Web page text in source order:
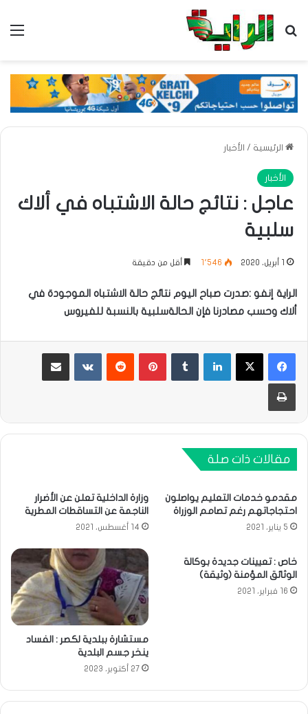
بحث عن
الرئيسية / الأخبار
الأخبار
عاجل : نتائج حالة الاشتباه في ألاك
سلبية
1 أبريل، 2020 1٬546 أقل من دقيقة
الراية إنفو :صدرت صباح اليوم نتائج حالة الاشتباه الموجودة في
ألاك وحسب مصادرنا فإن الحالةسلبية بالنسبة للفيروس
لينكدإن بينتيريست مشاركة عبر البريد
طباعة
مقالات ذات صلة
مقدمو خدمات التعليم يواصلون
احتجاجاتهم رغم تصامم الوزراة
5 يناير، 2021
وزارة الداخلية تعلن عن الأضرار
الناجمة عن التساقطات المطرية
14 أغسطس، 2021
خاص : تعيينات جديدة بوكالة
الوثائق المؤمنة (وثيقة)
16 فبراير، 2021
مستشارة ببلدية لكصر : الفساد
ينخر جسم البلدية
27 أكتوبر، 2023